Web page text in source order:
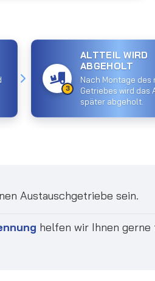
3
ALTTEIL WIRD
ABGEHOLT
Nach Montage des
Getriebes wird das
später abgeholt.
Austauschgetriebe sein.
helfen wir Ihnen